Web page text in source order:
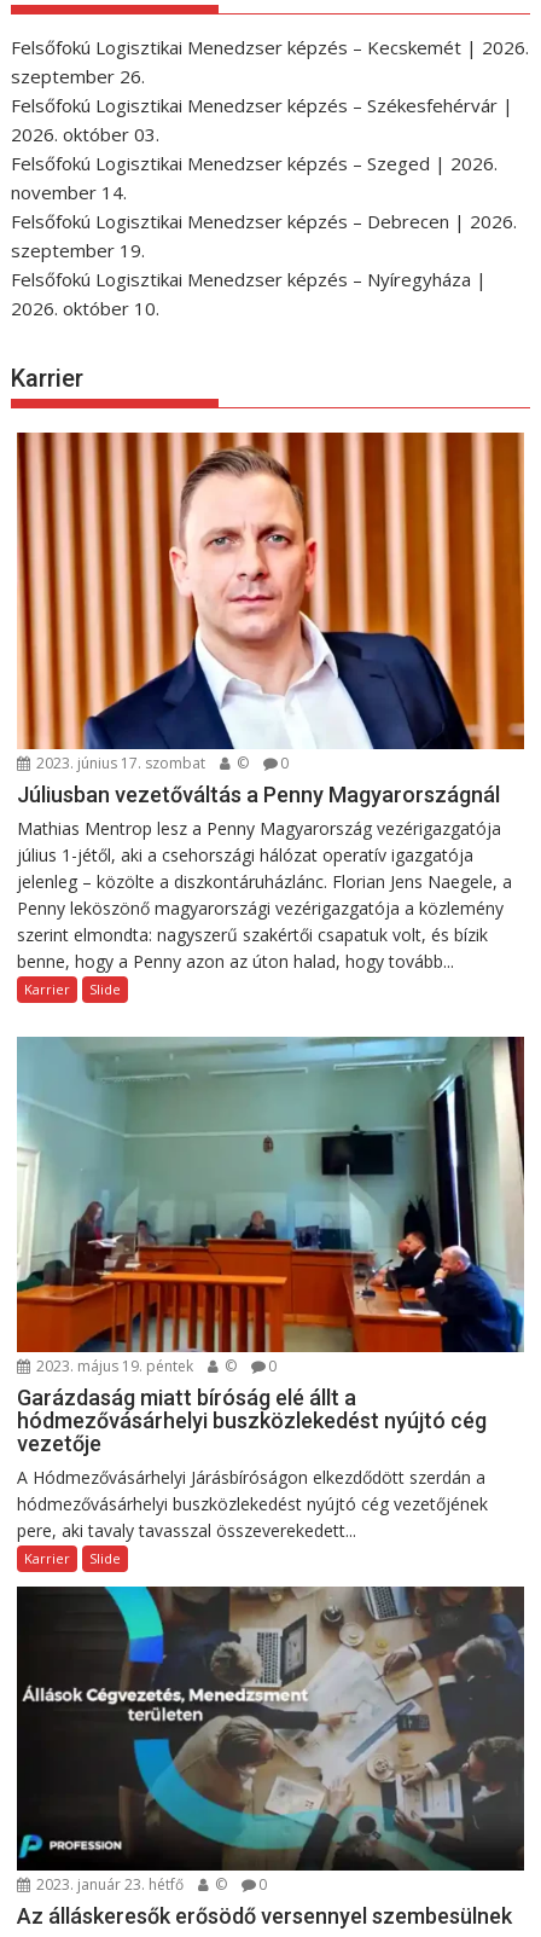
Felsőfokú Logisztikai Menedzser képzés – Kecskemét | 2026.
szeptember 26.
Felsőfokú Logisztikai Menedzser képzés – Székesfehérvár |
2026. október 03.
Felsőfokú Logisztikai Menedzser képzés – Szeged | 2026.
november 14.
Felsőfokú Logisztikai Menedzser képzés – Debrecen | 2026.
szeptember 19.
Felsőfokú Logisztikai Menedzser képzés – Nyíregyháza |
2026. október 10.
Karrier
2023. június 17. szombat © 0
Júliusban vezetőváltás a Penny Magyarországnál
Mathias Mentrop lesz a Penny Magyarország vezérigazgatója
július 1-jétől, aki a csehországi hálózat operatív igazgatója
jelenleg – közölte a diszkontáruházlánc. Florian Jens Naegele, a
Penny leköszönő magyarországi vezérigazgatója a közlemény
szerint elmondta: nagyszerű szakértői csapatuk volt, és bízik
benne, hogy a Penny azon az úton halad, hogy tovább...
Karrier Slide
2023. május 19. péntek © 0
Garázdaság miatt bíróság elé állt a
hódmezővásárhelyi buszközlekedést nyújtó cég
vezetője
A Hódmezővásárhelyi Járásbíróságon elkezdődött szerdán a
hódmezővásárhelyi buszközlekedést nyújtó cég vezetőjének
pere, aki tavaly tavasszal összeverekedett...
Karrier Slide
2023. január 23. hétfő © 0
Az álláskeresők erősödő versennyel szembesülnek